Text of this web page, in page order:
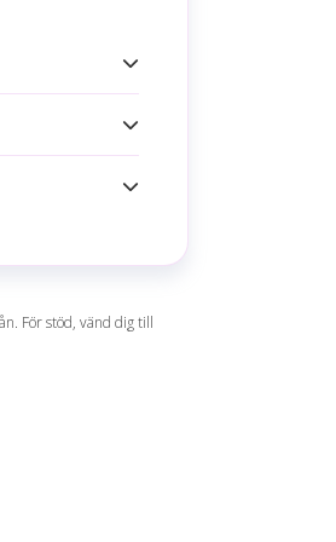
För stöd, vänd dig till